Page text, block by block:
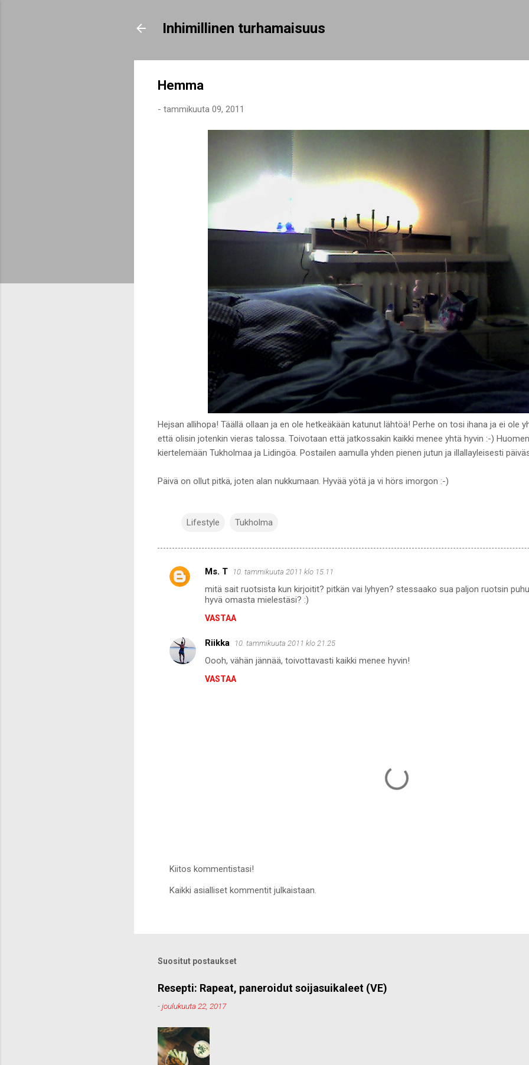
Inhimillinen turhamaisuus
Hemma
- tammikuuta 09, 2011
Hejsan allihopa! Täällä ollaan ja en ole hetkeäkään katunut lähtöä! Perhe on tosi ihana ja ei ole
että olisin jotenkin vieras talossa. Toivotaan että jatkossakin kaikki menee yhtä hyvin :-)
kiertelemään Tukholmaa ja Lidingöa. Postailen aamulla yhden pienen jutun ja illallayleisesti
Päivä on ollut pitkä, joten alan nukkumaan. Hyvää yötä ja vi hörs imorgon :-)
Lifestyle Tukholma
K
e
n
Ms. T 10. tammikuuta 2011 klo 15.11
mitä sait ruotsista kun kirjoitit? pitkän vai lyhyen? stessaako sua paljon ruotsin
hyvä omasta mielestäsi? :)
VASTAA
Riikka 10. tammikuuta 2011 klo 21.25
Oooh, vähän jännää, toivottavasti kaikki menee hyvin!
VASTAA
ä
m
e
t
i
Kiitos kommentistasi!
Kaikki asialliset kommentit julkaistaan.
Suositut postaukset
Resepti: Rapeat, paneroidut soijasuikaleet (VE)
-joulukuuta 22, 2017